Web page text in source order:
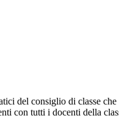
del consiglio di classe
con tutti i docenti della